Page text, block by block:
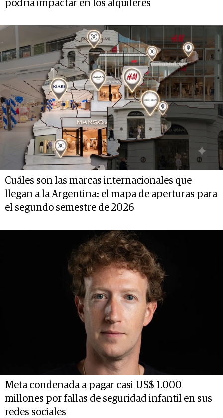
podría impactar en los alquileres
Cuáles son las marcas internacionales que
llegan a la Argentina: el mapa de aperturas para
el segundo semestre de 2026
Meta condenada a pagar casi US$ 1.000
millones por fallas de seguridad infantil en sus
redes sociales